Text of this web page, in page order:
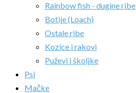
Rainbow fish - dugine ribe
Botije (Loach)
Ostale ribe
Kozice i rakovi
Puževi i školjke
Psi
Mačke